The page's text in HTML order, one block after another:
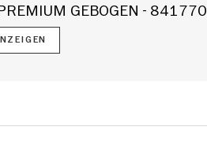
GEBOGEN - 841770